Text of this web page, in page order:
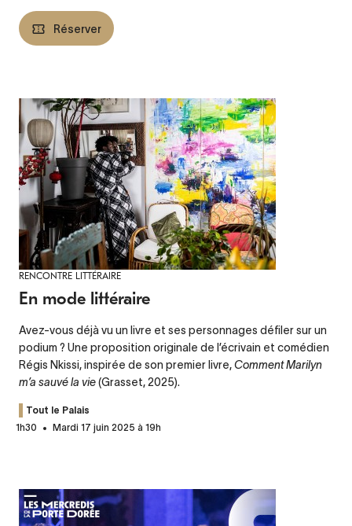
Réserver
RENCONTRE LITTÉRAIRE
En mode littéraire
Avez-vous déjà vu un livre et ses personnages défiler sur un
podium ? Une proposition originale de l’écrivain et comédien
Régis Nkissi, inspirée de son premier livre,Comment Marilyn
m’a sauvé la vie(Grasset, 2025).
Tout le Palais
1h30
Mardi 17 juin 2025 à 19h